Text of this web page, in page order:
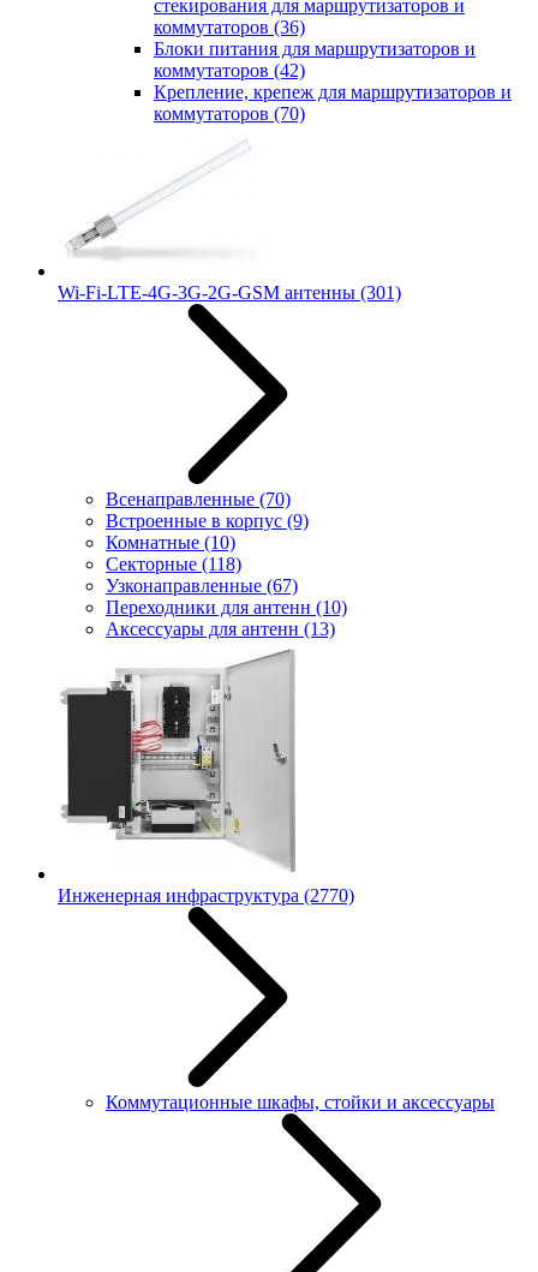
стекирования для маршрутизаторов и
коммутаторов (36)
Блоки питания для маршрутизаторов и
коммутаторов (42)
Крепление, крепеж для маршрутизаторов и
коммутаторов (70)
Wi-Fi-LTE-4G-3G-2G-GSM антенны (301)
Всенаправленные (70)
Встроенные в корпус (9)
Комнатные (10)
Секторные (118)
Узконаправленные (67)
Переходники для антенн (10)
Аксессуары для антенн (13)
Инженерная инфраструктура (2770)
Коммутационные шкафы, стойки и аксессуары